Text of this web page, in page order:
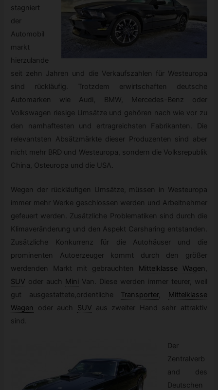
stagniert
der
Automobil
markt
hierzulande
seit zehn Jahren und die Verkaufszahlen für Westeuropa
sind rückläufig. Trotzdem erwirtschaften deutsche
Automarken wie Audi, BMW, Mercedes-Benz oder
Volkswagen riesige Umsätze und gehören nach wie vor zu
den namhaftesten und ertragreichsten Fabrikanten. Die
relevantsten Absätzmärkte dieser Produzenten sind aber
nicht mehr BRD und Westeuropa, sondern die Volksrepublik
China, Osteuropa und die USA.
Wegen der rückläufigen Umsätze, müssen in Westeuropa
immer mehr Werke geschlossen werden und Arbeitnehmer
gefeuert werden. Zusätzliche Problematiken sind durch die
Klimaveränderung und den Aspekt Carsharing entstanden.
Zusätzliche Konkurrenz für die Autohäuser und die
prominenten Autoerzeuger kommt durch den größer
werdenden Markt mit gebrauchten
Mittelklasse Wagen ,
SUV oder auch Mini Van. Diese werden immer teurer, weil
gut ausgestattete,ordentliche
Transporter,
Mittelklasse
Wagen
oder auch SUV aus zweiter Hand sehr attraktiv
sind.
Der
Zentralverb
and des
Deutschen